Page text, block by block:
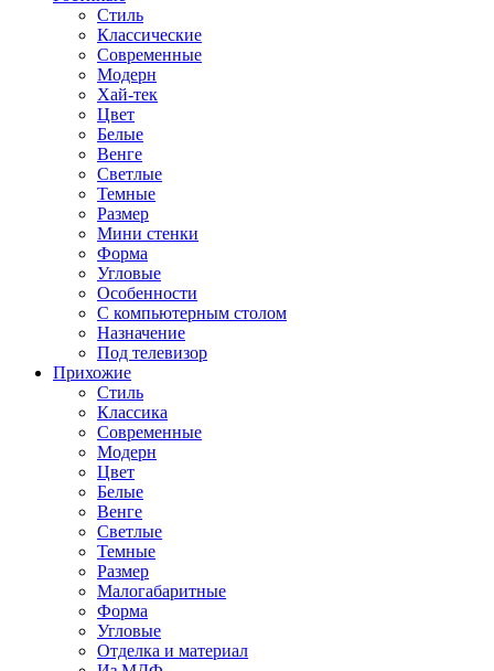
Стиль
Классические
Современные
Модерн
Хай-тек
Цвет
Белые
Венге
Светлые
Темные
Размер
Мини стенки
Форма
Угловые
Особенности
С компьютерным столом
Назначение
Под телевизор
Прихожие
Стиль
Классика
Современные
Модерн
Цвет
Белые
Венге
Светлые
Темные
Размер
Малогабаритные
Форма
Угловые
Отделка и материал